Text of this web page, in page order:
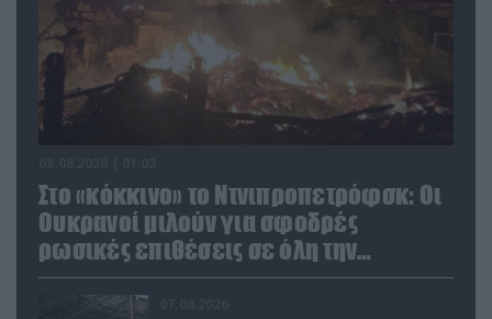
Στο «κόκκινο» το Ντνιπροπετρόφσκ: Οι
Ουκρανοί μιλούν για σφοδρές
ρωσικές επιθέσεις σε όλη την
επικράτεια